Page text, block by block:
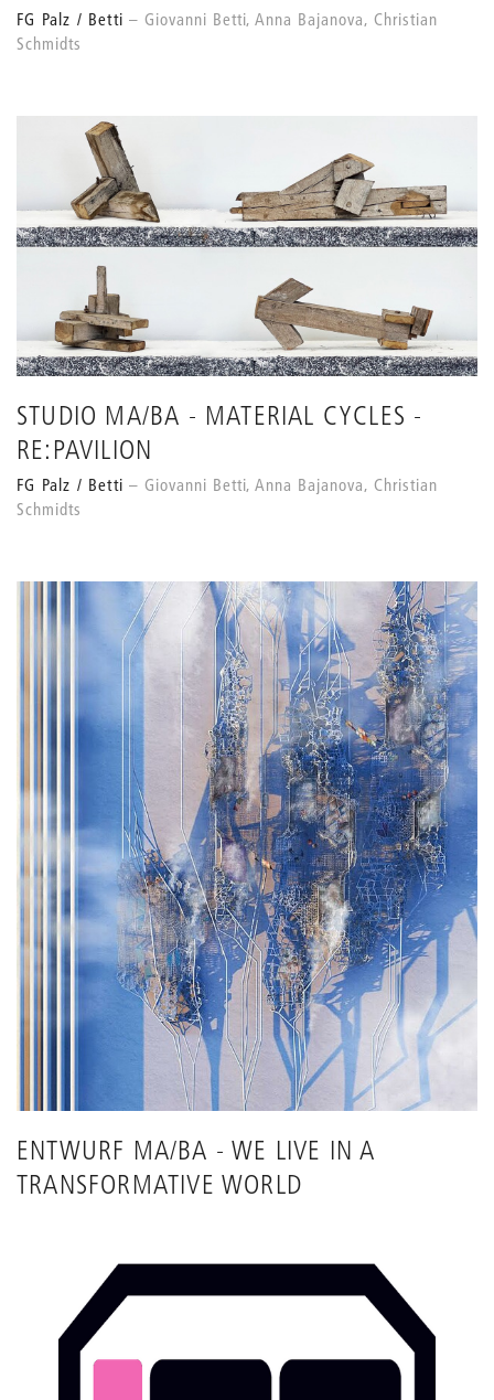
FG Palz / Betti
Giovanni Betti, Anna Bajanova, Christian
Schmidts
STUDIO MA/BA - MATERIAL CYCLES -
RE:PAVILION
FG Palz / Betti
Giovanni Betti, Anna Bajanova, Christian
Schmidts
ENTWURF MA/BA - WE LIVE IN A
TRANSFORMATIVE WORLD